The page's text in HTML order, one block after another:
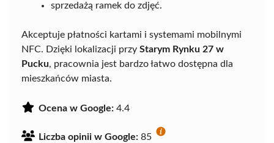
sprzedażą ramek do zdjęć.
Akceptuje płatności kartami i systemami mobilnymi
NFC. Dzięki lokalizacji przy Starym Rynku 27 w
Pucku, pracownia jest bardzo łatwo dostępna dla
mieszkańców miasta.
Ocena w Google: 4.4
Liczba opinii w Google: 85